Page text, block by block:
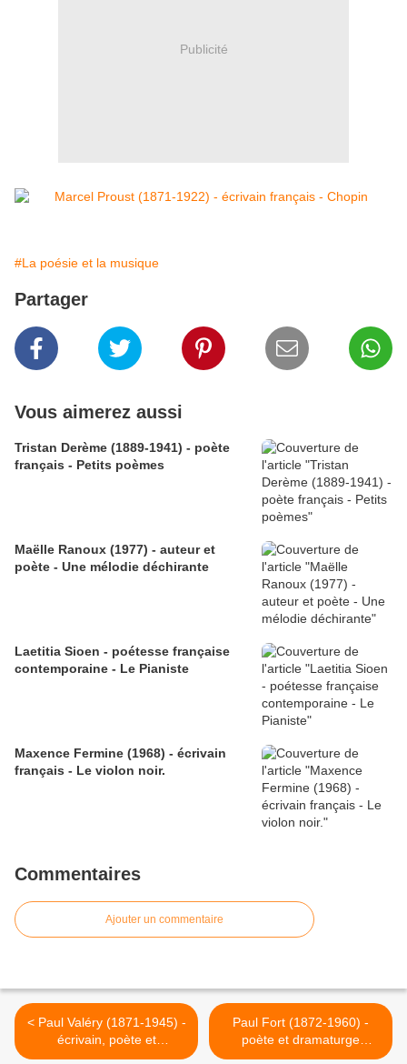
Publicité
#La poésie et la musique
Partager
Vous aimerez aussi
Tristan Derème (1889-1941) - poète
français - Petits poèmes
Maëlle Ranoux (1977) - auteur et
poète - Une mélodie déchirante
Laetitia Sioen - poétesse française
contemporaine - Le Pianiste
Maxence Fermine (1968) - écrivain
français - Le violon noir.
Commentaires
Ajouter un commentaire
< Paul Valéry (1871-1945) -
écrivain, poète et
philosophe français -
Paul Fort (1872-1960) -
poète et dramaturge
français - Chanson de fol >